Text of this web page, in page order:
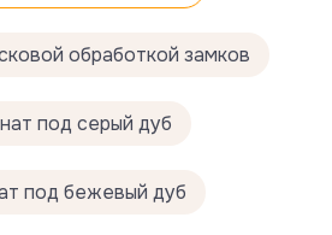
обработкой замков
под серый дуб
под бежевый дуб